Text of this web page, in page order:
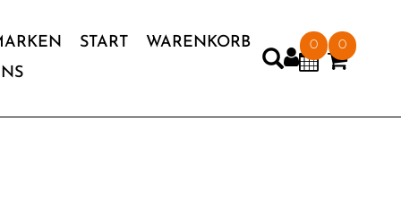
START
WARENKORB
0 0